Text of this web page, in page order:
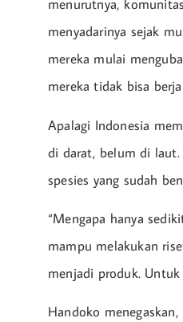
menurutnya,
menyadarinya sejak
mereka mulai
mereka tidak bisa
Apalagi Indonesia
di darat, belum di laut.
spesies yang sudah
“Mengapa hanya
mampu melakukan
menjadi produk.
Handoko